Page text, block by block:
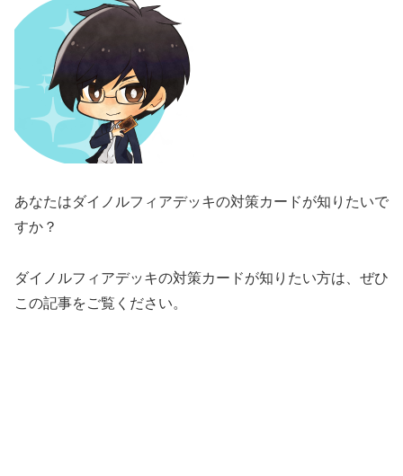
あなたはダイノルフィアデッキの対策カードが知りたいで
すか？
ダイノルフィアデッキの対策カードが知りたい方は、ぜひ
この記事をご覧ください。